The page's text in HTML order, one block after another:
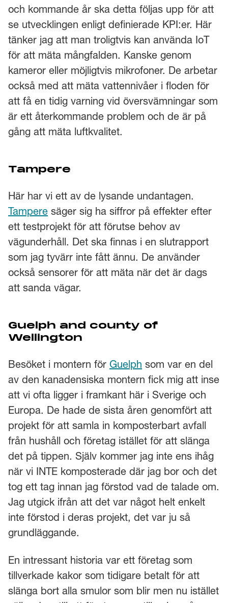
och kommande år ska detta följas upp för att
se utvecklingen enligt definierade KPI:er. Här
tänker jag att man troligtvis kan använda IoT
för att mäta mångfalden. Kanske genom
kameror eller möjligtvis mikrofoner. De arbetar
också med att mäta vattennivåer i floden för
att få en tidig varning vid översvämningar som
är ett återkommande problem och de är på
gång att mäta luftkvalitet.
Tampere
Här har vi ett av de lysande undantagen.
Tampere säger sig ha siffror på effekter efter
ett testprojekt för att förutse behov av
vägunderhåll. Det ska finnas i en slutrapport
som jag tyvärr inte fått ännu. De använder
också sensorer för att mäta när det är dags
att sanda vägar.
Guelph and county of
Wellington
Besöket i montern för Guelph som var en del
av den kanadensiska montern fick mig att inse
att vi ofta ligger i framkant här i Sverige och
Europa. De hade de sista åren genomfört att
projekt för att samla in komposterbart avfall
från hushåll och företag istället för att slänga
det på tippen. Själv kommer jag inte ens ihåg
när vi INTE komposterade där jag bor och det
tog ett tag innan jag förstod vad de talade om.
Jag utgick ifrån att det var något helt enkelt
inte förstod i deras projekt, det var ju så
grundläggande.
En intressant historia var ett företag som
tillverkade kakor som tidigare betalt för att
slänga bort alla smulor som blir men nu istället